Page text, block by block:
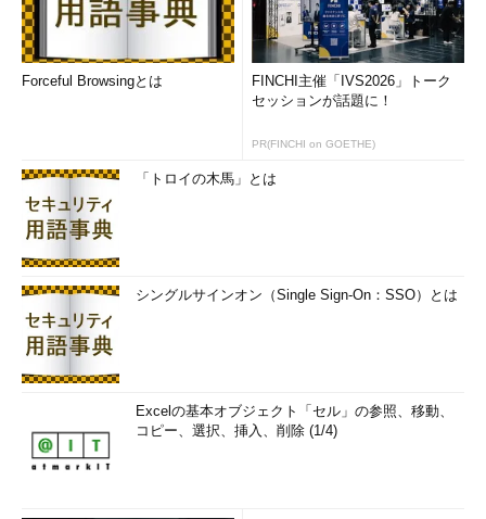
Forceful Browsingとは
FINCHI主催「IVS2026」トーク
セッションが話題に！
PR(FINCHI on GOETHE)
「トロイの木馬」とは
シングルサインオン（Single Sign-On：SSO）とは
Excelの基本オブジェクト「セル」の参照、移動、
コピー、選択、挿入、削除 (1/4)